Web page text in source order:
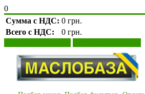
0
Сумма с НДС: 0 грн.
Всего с НДС:
0 грн.